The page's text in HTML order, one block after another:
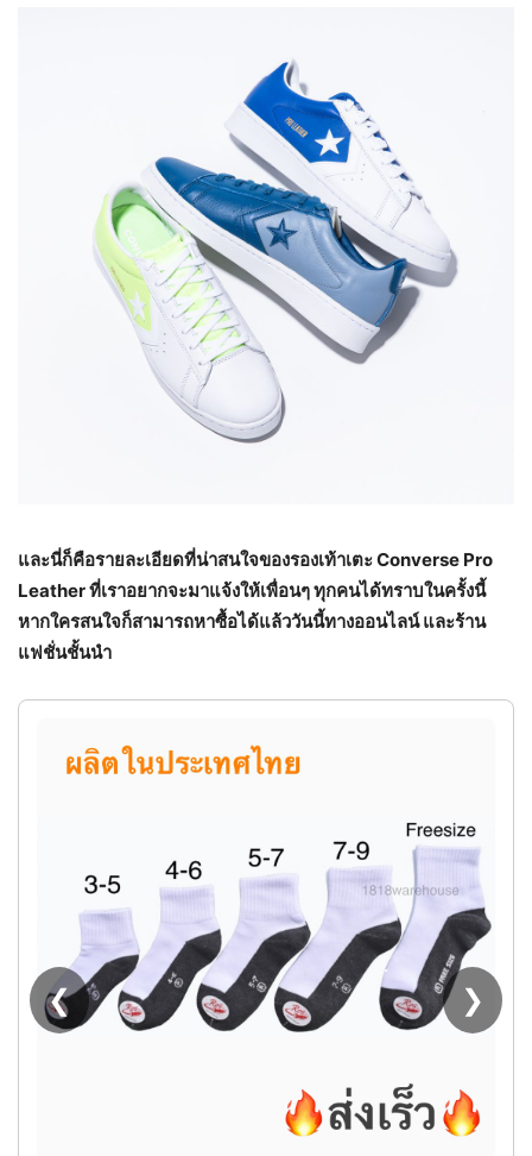
และนี่ก็คือรายละเอียดที่น่าสนใจของรองเท้าเตะ Converse Pro
Leather ที่เราอยากจะมาแจ้งให้เพื่อนๆ ทุกคนได้ทราบในครั้งนี้
หากใครสนใจก็สามารถหาซื้อได้แล้ววันนี้ทางออนไลน์ และร้าน
แฟชั่นชั้นนำ
[ มาใหม่ ] รองเท้าผ้าใบสุดชิค สีใหม่ครีมดำ
❮ ❯